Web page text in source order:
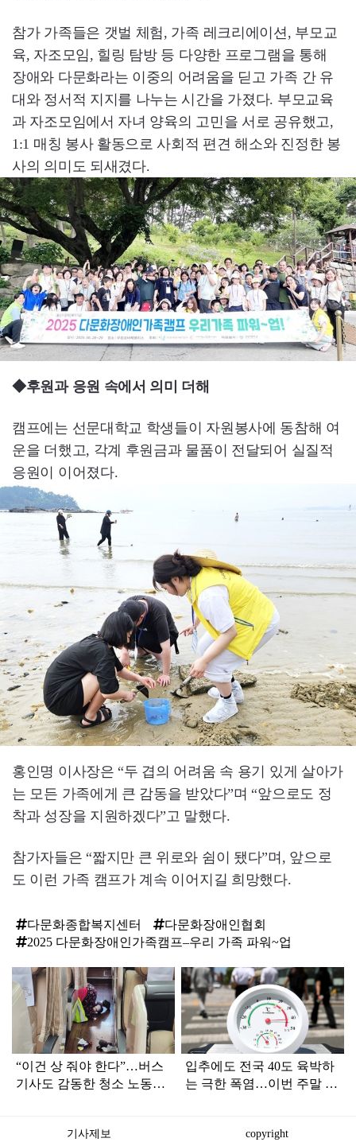
참가 가족들은 갯벌 체험, 가족 레크리에이션, 부모교
육, 자조모임, 힐링 탐방 등 다양한 프로그램을 통해
장애와 다문화라는 이중의 어려움을 딛고 가족 간 유
대와 정서적 지지를 나누는 시간을 가졌다. 부모교육
과 자조모임에서 자녀 양육의 고민을 서로 공유했고,
1:1 매칭 봉사 활동으로 사회적 편견 해소와 진정한 봉
사의 의미도 되새겼다.
◆후원과 응원 속에서 의미 더해
캠프에는 선문대학교 학생들이 자원봉사에 동참해 여
운을 더했고, 각계 후원금과 물품이 전달되어 실질적
응원이 이어졌다.
홍인명 이사장은 “두 겹의 어려움 속 용기 있게 살아가
는 모든 가족에게 큰 감동을 받았다”며 “앞으로도 정
착과 성장을 지원하겠다”고 말했다.
참가자들은 “짧지만 큰 위로와 쉼이 됐다”며, 앞으로
도 이런 가족 캠프가 계속 이어지길 희망했다.
다문화종합복지센터
다문화장애인협회
2025 다문화장애인가족캠프–우리 가족 파워~업
탑
라
인
“이건 상 줘야 한다”…버스
기사도 감동한 청소 노동자
입추에도 전국 40도 육박하
는 극한 폭염…이번 주말 날
기사제보 copyright